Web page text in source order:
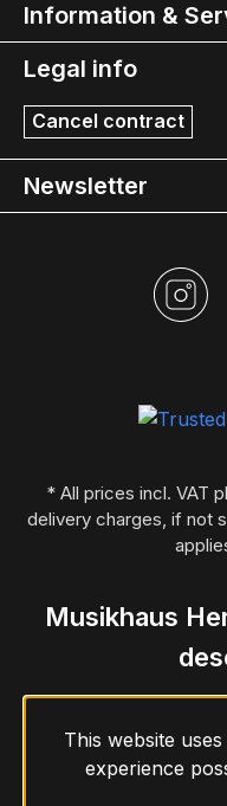
Information &
Legal info
Cancel contract
Newsletter
* All prices incl. VAT
delivery charges, if not
Musikhaus
This website
experience